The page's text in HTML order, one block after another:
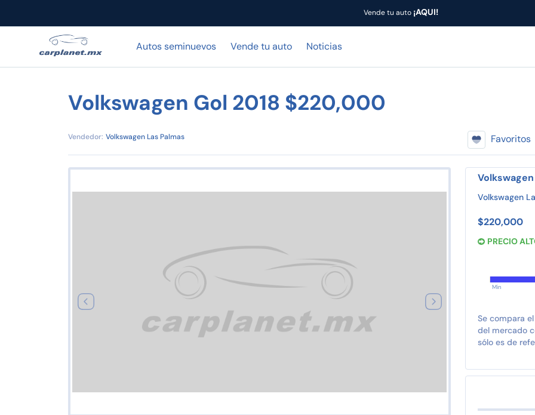
Vende tu auto¡AQUI!
Autos seminuevos Vende tu auto Noticias
Volkswagen Gol 2018 $220,000
Vendedor: Volkswagen Las Palmas Favoritos
Volkswagen
Volkswagen
$220,000
PRECIO
Min
Se compara
del mercado
sólo es de